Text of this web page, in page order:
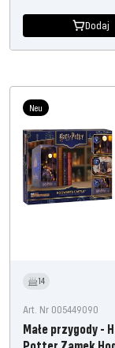
Dodaj
Neu
14
Art. Nr 005449090
Małe przygody -